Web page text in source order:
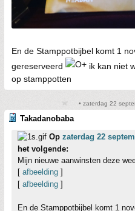
En de Stamppotbijbel komt 1
gereserveerd
ik kan niet
op stamppotten
• zaterdag 22
Takadanobaba
Op zaterdag 22
het volgende:
Mijn nieuwe aanwinsten deze
[ afbeelding ]
[ afbeelding ]
En de Stamppotbijbel komt 1